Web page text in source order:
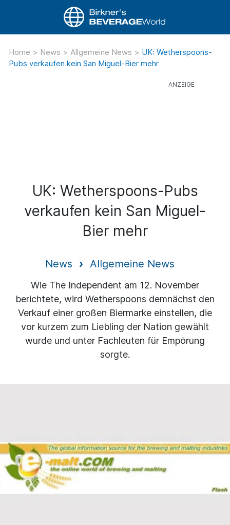
Home > News > Allgemeine News > UK: Wetherspoons-
Pubs verkaufen kein San Miguel-Bier mehr
UK: Wetherspoons-Pubs
verkaufen kein San Miguel-
Bier mehr
News Allgemeine News
Wie The Independent am 12. November
berichtete, wird Wetherspoons demnächst den
Verkauf einer großen Biermarke einstellen, die
vor kurzem zum Liebling der Nation gewählt
wurde und unter Fachleuten für Empörung
sorgte.